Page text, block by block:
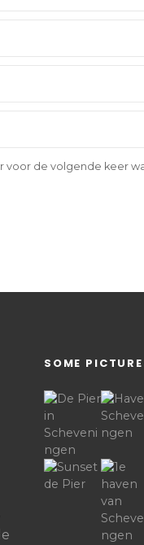
voor de volgende keer
SOME